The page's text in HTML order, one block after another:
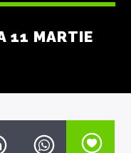
11 MARTIE